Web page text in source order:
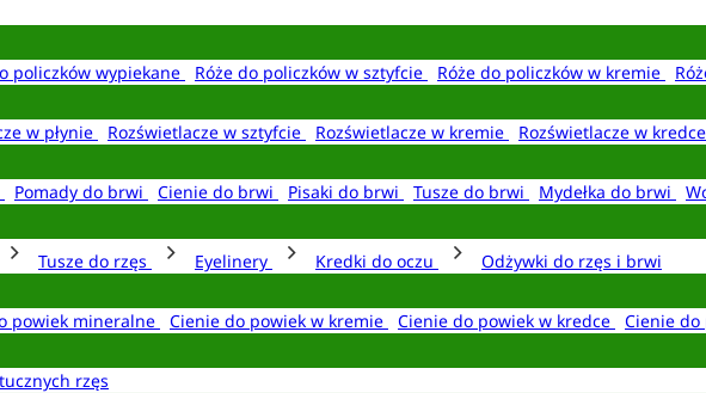
policzków wypiekane Róże do policzków w sztyfcie Róże do policzków w kremie
w płynie Rozświetlacze w sztyfcie Rozświetlacze w kremie Rozświetlacze w kredce
Pomady do brwi Cienie do brwi Pisaki do brwi Tusze do brwi Mydełka do brwi
Tusze do rzęs Eyelinery Kredki do oczu
Odżywki do rzęs i brwi
powiek mineralne Cienie do powiek w kremie Cienie do powiek w kredce Cienie do
rzęs